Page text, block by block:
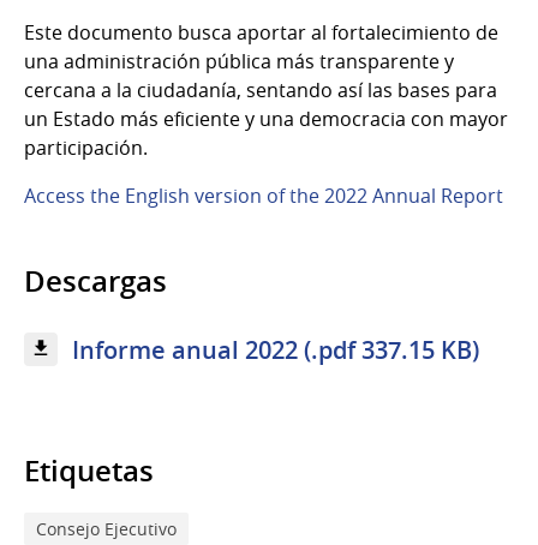
Este documento busca aportar al fortalecimiento de
una administración pública más transparente y
cercana a la ciudadanía, sentando así las bases para
un Estado más eficiente y una democracia con mayor
participación.
Access the English version of the 2022 Annual Report
Descargas
Informe anual 2022 (.pdf 337.15 KB)
Etiquetas
Consejo Ejecutivo